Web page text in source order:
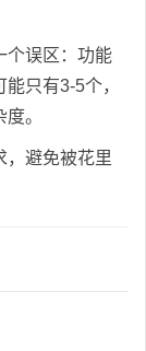
个误区：功能
只有3-5个，
。
，避免被花里